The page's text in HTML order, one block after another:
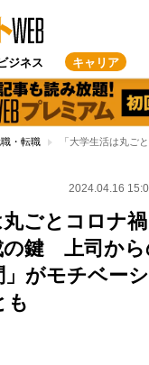
ジネス キャリア
・転職 「大学生活は丸ご
2024.04.16
丸ごとコロナ
の鍵 上司から
がモチベー
も